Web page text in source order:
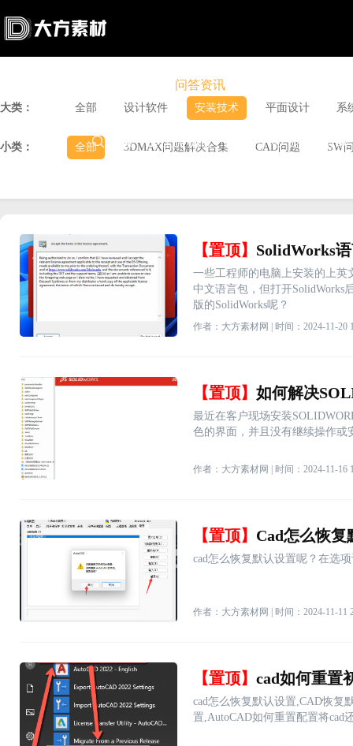
问答资讯
 搜索  上传赚钱  VIP  充值 登录
大类： 全部 设计软件 安装技术 平面设计 系
小类： 全部 3DMAX问题解决合集 CAD问题 SW
【置顶】 SolidWorks
一些工程师的电脑上安装的上英
中文语言包，但打开SolidWorks
版的SolidWorks呢？
作者：大方素材网 | 时间：2024-11-20
【置顶】 如何解决
最近在客户现场安装
色的界面，并且没有继续操作或
作者：大方素材网 | 时间：2024-11-16
【置顶】 Cad怎么恢复默
cad怎么恢复默认设置呢？在选
作者：大方素材网 | 时间：2024-11-11
【置顶】 cad如何重置
cad怎么恢复默认设置,​CAD恢复
置,AutoCAD如何重置配置将cad